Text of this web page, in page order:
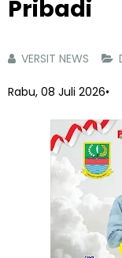
Pribadi
VERSIT NEWS
Rabu, 08 Juli 2026•